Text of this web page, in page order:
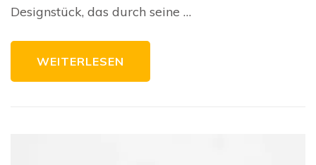
Designstück, das durch seine …
WEITERLESEN